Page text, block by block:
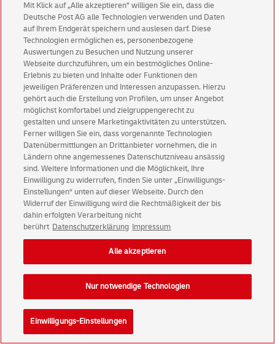
Mit Klick auf „Alle akzeptieren” willigen Sie ein, dass die
Deutsche Post AG alle Technologien verwenden und Daten
auf Ihrem Endgerät speichern und auslesen darf. Diese
Technologien ermöglichen es, personenbezogene
Auswertungen zu Besuchen und Nutzung unserer
Webseite durchzuführen, um ein bestmögliches Online-
Erlebnis zu bieten und Inhalte oder Funktionen den
jeweiligen Präferenzen und Interessen anzupassen. Hierzu
gehört auch die Erstellung von Profilen, um unser Angebot
möglichst komfortabel und zielgruppengerecht zu
gestalten und unsere Marketingaktivitäten zu unterstützen.
Ferner willigen Sie ein, dass vorgenannte Technologien
Datenübermittlungen an Drittanbieter vornehmen, die in
Ländern ohne angemessenes Datenschutzniveau ansässig
sind. Weitere Informationen und die Möglichkeit, Ihre
Einwilligung zu widerrufen, finden Sie unter „Einwilligungs-
Einstellungen“ unten auf dieser Webseite. Durch den
Widerruf der Einwilligung wird die Rechtmäßigkeit der bis
dahin erfolgten Verarbeitung nicht
berührt Datenschutzerklärung Impressum
Einwilligungs-Einstellungen
Nur notwendige Technologien
Alle akzeptieren